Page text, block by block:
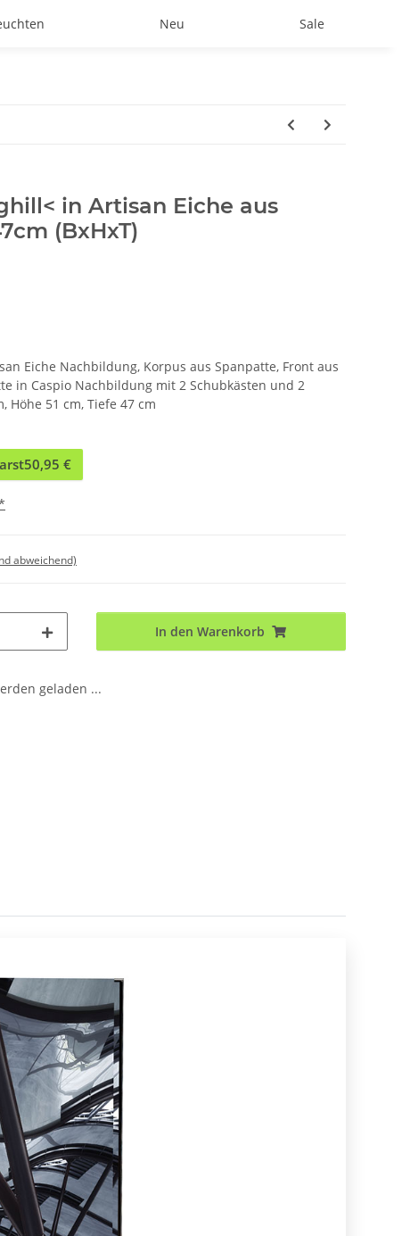
Neu Sale
in Artisan Eiche aus
(BxHxT)
Eiche Nachbildung, Korpus aus Spanpatte, Front aus
in Caspio Nachbildung mit 2 Schubkästen und 2
Höhe 51 cm, Tiefe 47 cm
50,95 €
abweichend)
In den Warenkorb
geladen ...